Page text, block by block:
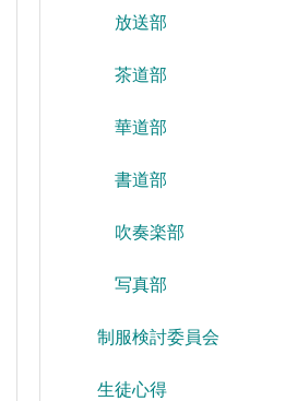
放送部
茶道部
華道部
書道部
吹奏楽部
写真部
制服検討委員会
生徒心得